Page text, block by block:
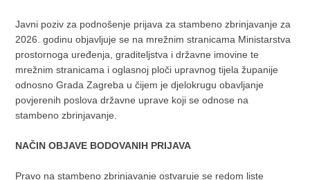
Javni poziv za podnošenje prijava za stambeno zbrinjavanje za
2026. godinu objavljuje se na mrežnim stranicama Ministarstva
prostornoga uređenja, graditeljstva i državne imovine te
mrežnim stranicama i oglasnoj ploči upravnog tijela županije
odnosno Grada Zagreba u čijem je djelokrugu obavljanje
povjerenih poslova državne uprave koji se odnose na
stambeno zbrinjavanje.
NAČIN OBJAVE BODOVANIH PRIJAVA
Pravo na stambeno zbrinjavanje ostvaruje se redom liste